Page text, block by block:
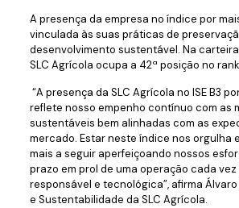
A presença da empresa no índice por
vinculada às suas práticas de
desenvolvimento sustentável. Na
SLC Agrícola ocupa a 42ª posição no
“A presença da SLC Agrícola no ISE B3
reflete nosso empenho contínuo com as
sustentáveis bem alinhadas com as
mercado. Estar neste índice nos orgulha
mais a seguir aperfeiçoando nossos
prazo em prol de uma operação cada
responsável e tecnológica”, afirma Álvaro
e Sustentabilidade da SLC Agrícola.